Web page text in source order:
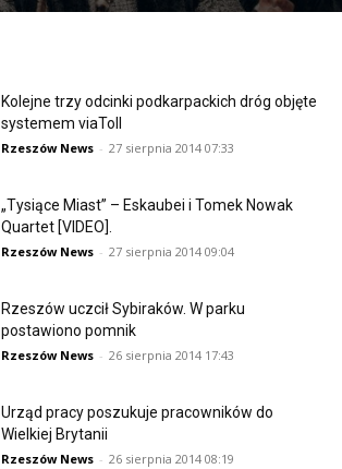
Kolejne trzy odcinki podkarpackich dróg objęte
systemem viaToll
Rzeszów News - 27 sierpnia 2014 07:33
„Tysiące Miast” – Eskaubei i Tomek Nowak
Quartet [VIDEO].
Rzeszów News - 27 sierpnia 2014 09:04
Rzeszów uczcił Sybiraków. W parku
postawiono pomnik
Rzeszów News - 26 sierpnia 2014 17:43
Urząd pracy poszukuje pracowników do
Wielkiej Brytanii
Rzeszów News - 26 sierpnia 2014 08:19